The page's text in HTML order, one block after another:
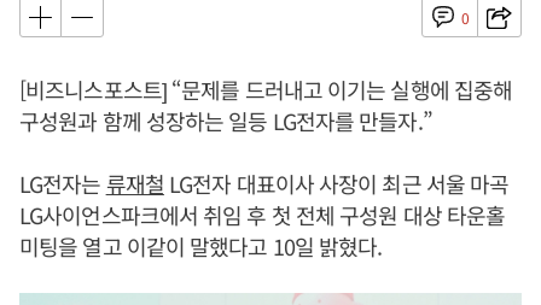
0
[비즈니스포스트] “문제를 드러내고 이기는 실행에 집중해
구성원과 함께 성장하는 일등 LG전자를 만들자.”
LG전자는류재철 LG전자 대표이사 사장이 최근 서울 마곡
LG사이언스파크에서 취임 후 첫 전체 구성원 대상 타운홀
미팅을 열고 이같이 말했다고 10일 밝혔다.